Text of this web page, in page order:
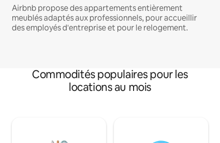
Airbnb propose des appartements entièrement
meublés adaptés aux professionnels, pour accueillir
des employés d'entreprise et pour le relogement.
Commodités populaires pour les
locations au mois